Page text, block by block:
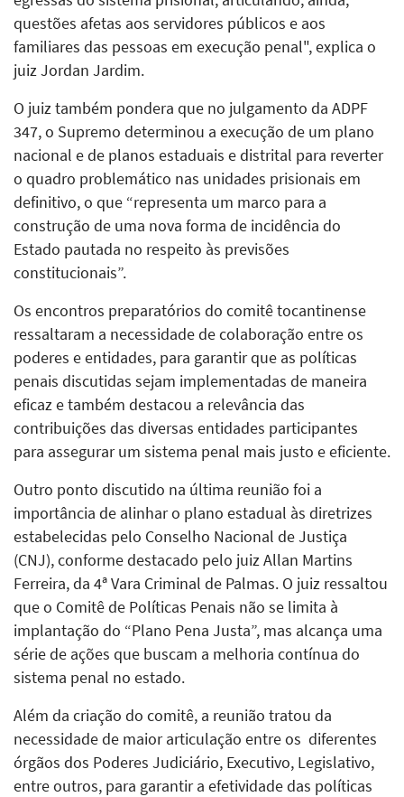
questões afetas aos servidores públicos e aos
familiares das pessoas em execução penal", explica o
juiz Jordan Jardim.
O juiz também pondera que no julgamento da ADPF
347, o Supremo determinou a execução de um plano
nacional e de planos estaduais e distrital para reverter
o quadro problemático nas unidades prisionais em
definitivo, o que “representa um marco para a
construção de uma nova forma de incidência do
Estado pautada no respeito às previsões
constitucionais”.
Os encontros preparatórios do comitê tocantinense
ressaltaram a necessidade de colaboração entre os
poderes e entidades, para garantir que as políticas
penais discutidas sejam implementadas de maneira
eficaz e também destacou a relevância das
contribuições das diversas entidades participantes
para assegurar um sistema penal mais justo e eficiente.
Outro ponto discutido na última reunião foi a
importância de alinhar o plano estadual às diretrizes
estabelecidas pelo Conselho Nacional de Justiça
(CNJ), conforme destacado pelo juiz Allan Martins
Ferreira, da 4ª Vara Criminal de Palmas. O juiz ressaltou
que o Comitê de Políticas Penais não se limita à
implantação do “Plano Pena Justa”, mas alcança uma
série de ações que buscam a melhoria contínua do
sistema penal no estado.
Além da criação do comitê, a reunião tratou da
necessidade de maior articulação entre os diferentes
órgãos dos Poderes Judiciário, Executivo, Legislativo,
entre outros, para garantir a efetividade das políticas